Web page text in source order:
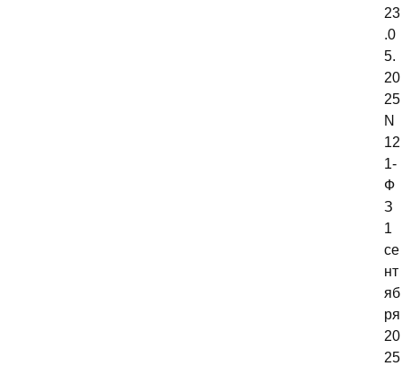
23
.0
5.
20
25
N
12
1-
Ф
З
1
се
нт
яб
ря
20
25